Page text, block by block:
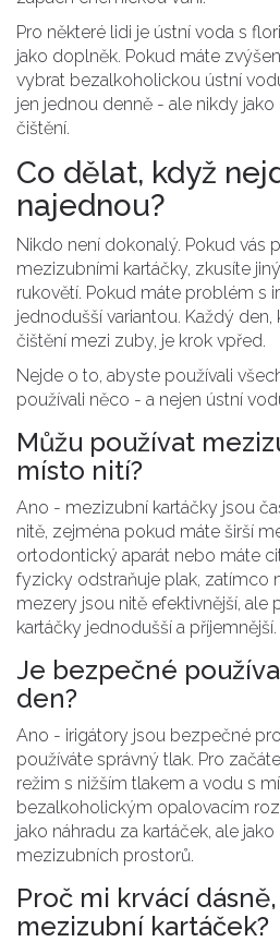
Pro některé lidi je ústní voda s
jako doplněk. Pokud máte
vybrat bezalkoholickou ústní
jen jednou denně - ale nikdy
čištění.
Co dělat, když
najednou?
Nikdo není dokonalý. Pokud vás
mezizubními kartáčky, zkusíte
rukovětí. Pokud máte problém s
jednodušší variantou. Každý
čištění mezi zuby, je krok vpřed.
Nejde o to, abyste používali
používali něco - a nejen ústní
Můžu používat
místo nití?
Ano - mezizubní kartáčky jsou
nitě, zejména pokud máte širší
ortodontický aparát nebo máte
fyzicky odstraňuje plak, zatímco
mezery jsou nitě efektivnější, ale
kartáčky jednodušší a příjemnější.
Je bezpečné
den?
Ano - irigátory jsou bezpečné
používáte správný tlak. Pro
režim s nižším tlakem a vodu s
bezalkoholickým opalovacím
jako náhradu za kartáček, ale
mezizubních prostorů.
Proč mi krvácí
mezizubní kartáček?